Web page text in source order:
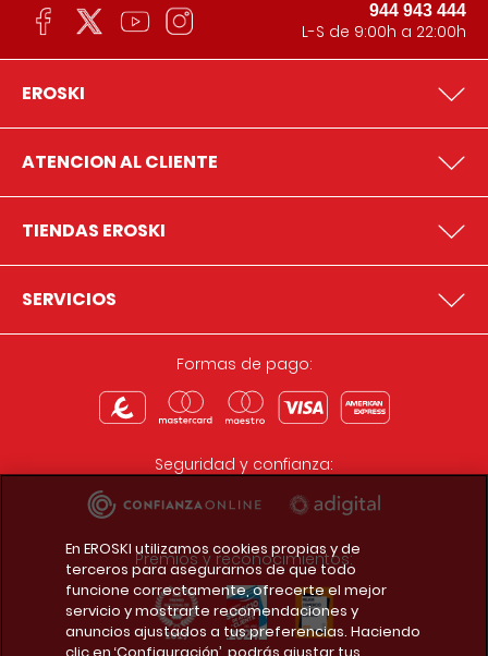
944 943 444
L-S de 9:00h a 22:00h
EROSKI
ATENCION AL CLIENTE
TIENDAS EROSKI
SERVICIOS
Formas de pago:
Seguridad y confianza:
Premios y reconocimientos:
En EROSKI utilizamos cookies propias y de
terceros para asegurarnos de que todo
funcione correctamente, ofrecerte el mejor
servicio y mostrarte recomendaciones y
anuncios ajustados a tus preferencias. Haciendo
clic en ‘Configuración’, podrás ajustar tus